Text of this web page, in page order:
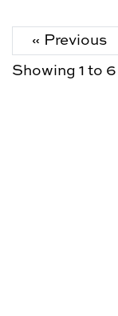
« Previous
Showing 1 to 6